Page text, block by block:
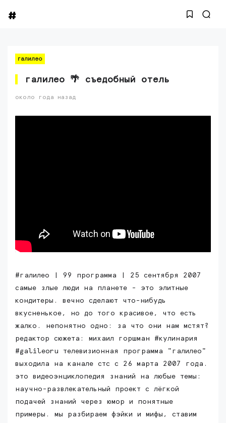
галилео
галилео 🌴 съедобный отель
около года назад
#галилео | 99 программа | 25 сентября 2007
самые злые люди на планете - это элитные
кондитеры. вечно сделают что-нибудь
вкусненькое, но до того красивое, что есть
жалко. непонятно одно: за что они нам мстят?
редактор сюжета: михаил горшман #кулинария
#galileoru телевизионная программа "галилео"
выходила на канале стс с 26 марта 2007 года.
это видеоэнциклопедия знаний на любые темы:
научно-развлекательный проект с лёгкой
подачей знаний через юмор и понятные
примеры. мы разбираем фэйки и мифы, ставим